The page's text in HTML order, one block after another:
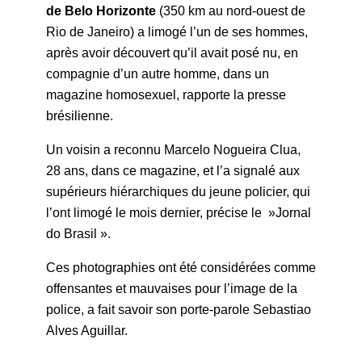
de Belo Horizonte (350 km au nord-ouest de
Rio de Janeiro) a limogé l’un de ses hommes,
après avoir découvert qu’il avait posé nu, en
compagnie d’un autre homme, dans un
magazine homosexuel, rapporte la presse
brésilienne.
Un voisin a reconnu Marcelo Nogueira Clua,
28 ans, dans ce magazine, et l’a signalé aux
supérieurs hiérarchiques du jeune policier, qui
l’ont limogé le mois dernier, précise le »Jornal
do Brasil ».
Ces photographies ont été considérées comme
offensantes et mauvaises pour l’image de la
police, a fait savoir son porte-parole Sebastiao
Alves Aguillar.